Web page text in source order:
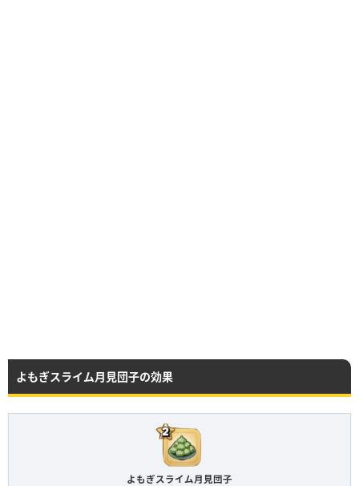
よもぎスライム月見団子の効果
よもぎスライム月見団子